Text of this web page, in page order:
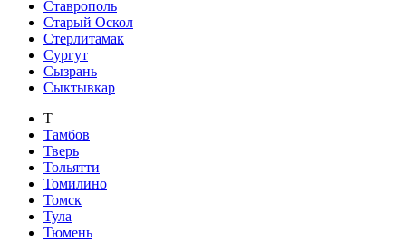
Ставрополь
Старый Оскол
Стерлитамак
Сургут
Сызрань
Сыктывкар
Т
Тамбов
Тверь
Тольятти
Томилино
Томск
Тула
Тюмень